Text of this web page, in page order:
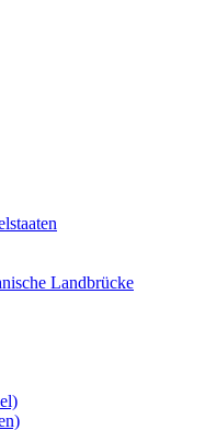
Landbrücke